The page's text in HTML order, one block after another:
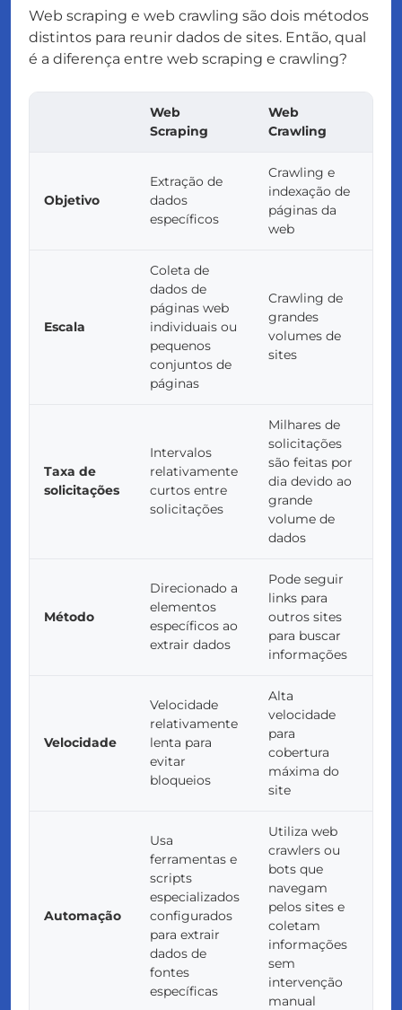
Web scraping e web crawling são dois métodos
distintos para reunir dados de sites. Então, qual
é a diferença entre web scraping e crawling?
Web
Scraping
Web
Crawling
Objetivo
Extração de
dados
específicos
Crawling e
indexação de
páginas da
web
Escala
Coleta de
dados de
páginas web
individuais ou
pequenos
conjuntos de
páginas
Crawling de
grandes
volumes de
sites
Taxa de
solicitações
Intervalos
relativamente
curtos entre
solicitações
Milhares de
solicitações
são feitas por
dia devido ao
grande
volume de
dados
Método
Direcionado a
elementos
específicos ao
extrair dados
Pode seguir
links para
outros sites
para buscar
informações
Velocidade
Velocidade
relativamente
lenta para
evitar
bloqueios
Alta
velocidade
para
cobertura
máxima do
site
Automação
Usa
ferramentas e
scripts
especializados
configurados
para extrair
dados de
fontes
específicas
Utiliza web
crawlers ou
bots que
navegam
pelos sites e
coletam
informações
sem
intervenção
manual